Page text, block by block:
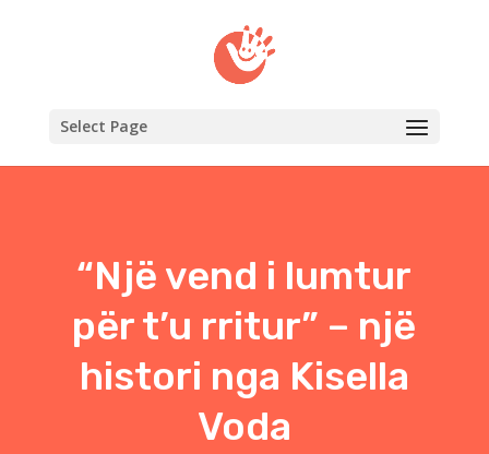
Select Page
“Një vend i lumtur
për t’u rritur” – një
histori nga Kisella
Voda